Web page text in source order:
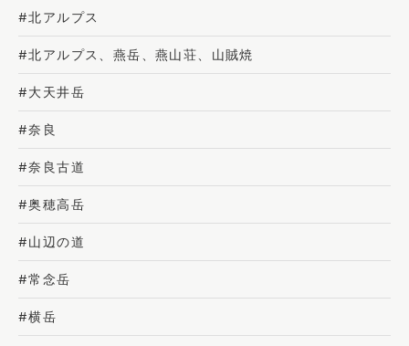
#北アルプス
#北アルプス、燕岳、燕山荘、山賊焼
#大天井岳
#奈良
#奈良古道
#奥穂高岳
#山辺の道
#常念岳
#横岳